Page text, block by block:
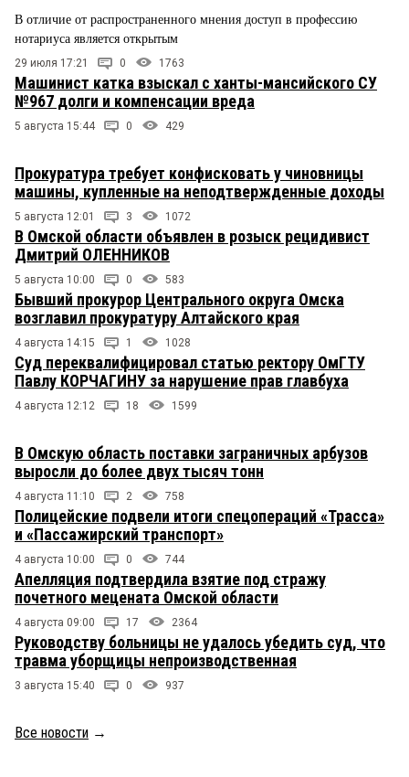
В отличие от распространенного мнения доступ в профессию
нотариуса является открытым
29 июля 17:21 0 1763
Машинист катка взыскал с ханты-мансийского СУ
№967 долги и компенсации вреда
5 августа 15:44 0 429
Прокуратура требует конфисковать у чиновницы
машины, купленные на неподтвержденные доходы
5 августа 12:01 3 1072
В Омской области объявлен в розыск рецидивист
Дмитрий ОЛЕННИКОВ
5 августа 10:00 0 583
Бывший прокурор Центрального округа Омска
возглавил прокуратуру Алтайского края
4 августа 14:15 1 1028
Суд переквалифицировал статью ректору ОмГТУ
Павлу КОРЧАГИНУ за нарушение прав главбуха
4 августа 12:12 18 1599
В Омскую область поставки заграничных арбузов
выросли до более двух тысяч тонн
4 августа 11:10 2 758
Полицейские подвели итоги спецопераций «Трасса»
и «Пассажирский транспорт»
4 августа 10:00 0 744
Апелляция подтвердила взятие под стражу
почетного мецената Омской области
4 августа 09:00 17 2364
Руководству больницы не удалось убедить суд, что
травма уборщицы непроизводственная
3 августа 15:40 0 937
Все новости →